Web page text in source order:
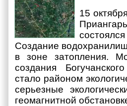
15
Создание
в зоне затопления.
создания
стало районом
серьезные
геомагнитной